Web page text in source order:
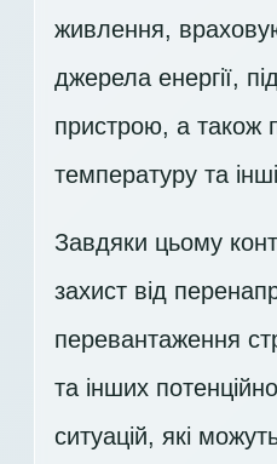
живлення,
джерела енергії,
пристрою, а також
температуру та
Завдяки цьому
захист від
перевантаження
та інших
ситуацій, які